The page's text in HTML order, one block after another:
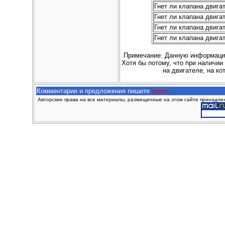
Гнет ли клапана
Гнет ли клапана
Гнет ли клапана
Гнет ли клапана
Примечание: Данную
Хотя бы потому, что при наличии
на двигателе, на
Комментарии и предложения пишите здесь.
Авторские права на все материалы, размещенные на этом сайте